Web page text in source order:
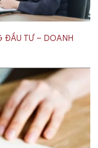
ĐẦU TƯ – DOANH